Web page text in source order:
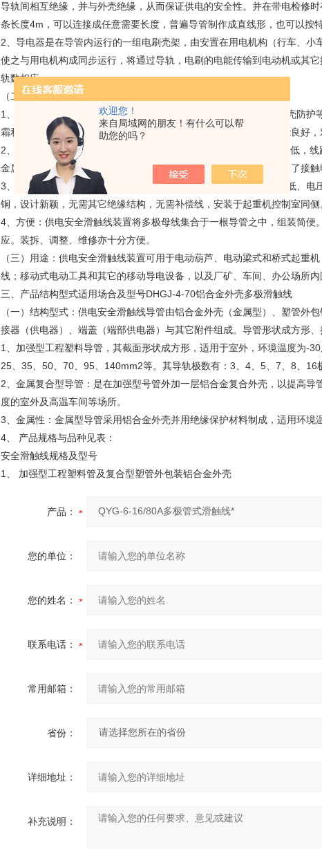
欢迎您！
来自局域网的朋友！有什么可以帮
助您的吗？
导轨间相互绝缘，并与外壳绝缘，从而保证供电的安全性。并在带电检修
条长度4m，可以连接成任意需要长度，普遍导管制作成直线形，也可以按
2、导电器是在导管内运行的一组电刷壳架，由安置在用电机构（行车、小
使之与用电机构成同步运行，将通过导轨，电刷的电能传输到电动机或其
轨数相应。
（二） 产品特性DHGJ-4-70铝合金外壳多极滑触线
1、安全：供电安全滑触线外壳系由高绝缘性能的工程塑料制成。外壳防护
霜和冰冻袭击以及异物触及。产品经受多种环境条件经验。绝缘性能良好
2、可靠：输电导轨导电性能*，散热较快，许用电流密度高，阻抗值低，
金属铜、碳合金材料制成。导电器移动灵活，定向性能好，有效控制了接触
3、经济：供电安全滑触线装置结构简单，许用电流密度高，电阻率低、
铜，设计新颖，无需其它绝缘结构，无需补偿线，安装于起重机控制室同侧
4、方便：供电安全滑触线装置将多极母线集合于一根导管之中，组装简
应。装拆、调整、维修亦十分方便。
（三）用途：供电安全滑触线装置可用于电动葫芦、电动梁式和桥式起重
线；移动式电动工具和其它的移动导电设备，以及厂矿、车间、办公场所内
三、产品结构型式适用场合及型号DHGJ-4-70铝合金外壳多极滑触线
（一）结构型式：供电安全滑触线导管由铝合金外壳（金属型）、塑管外
接器（供电器）、端盖（端部供电器）与其它附件组成。导管形状成方形、
1、加强型工程塑料导管，其截面形状成方形，适用于室外，环境温度为-
25、35、50、70、95、140mm2等。其导轨极数有：3、4、5、7、8、16
2、金属复合型导管：是在加强型号管外加一层铝合金复合外壳，以提高
度的室外及高温车间等场所。
3、金属性：金属型导管采用铝合金外壳并用绝缘保护材料制成，适用环境
4、 产品规格与品种见表：
安全滑触线规格及型号
1、 加强型工程塑料管及复合型塑管外包装铝合金外壳
产品：
您的单位：
您的姓名：
联系电话：
常用邮箱：
省份：
详细地址：
补充说明：